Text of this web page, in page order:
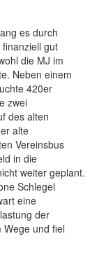
es durch
gut
die MJ im
Neben einem
420er
zwei
des alten
alte
Vereinsbus
in die
weiter geplant.
Schlegel
eine
der
Wege und fiel